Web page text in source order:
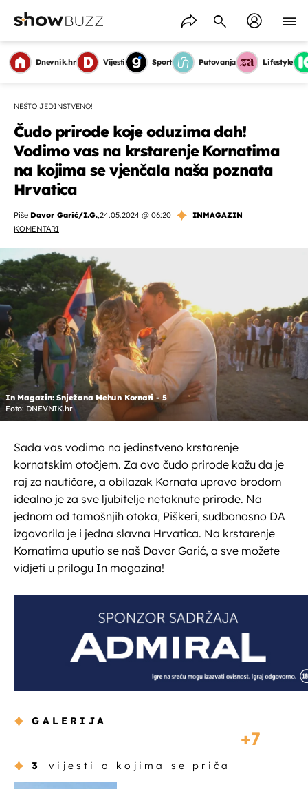
Dnevnik.hr Vijesti Sport Putovanja Lifestyle
NEŠTO JEDINSTVENO!
Čudo prirode koje oduzima dah!
Vodimo vas na krstarenje Kornatima
na kojima se vjenčala naša poznata
Hrvatica
Piše Davor Garić/I.G.,24.05.2024 @ 06:20
INMAGAZIN
KOMENTARI
In Magazin: Snježana Mehun Kornati - 5
Foto: DNEVNIK.hr
Sada vas vodimo na jedinstveno krstarenje
kornatskim otočjem. Za ovo čudo prirode kažu da je
raj za nautičare, a obilazak Kornata upravo brodom
idealno je za sve ljubitelje netaknute prirode. Na
jednom od tamošnjih otoka, Piškeri, sudbonosno DA
izgovorila je i jedna slavna Hrvatica. Na krstarenje
Kornatima uputio se naš Davor Garić, a sve možete
vidjeti u prilogu In magazina!
GALERIJA
7
3 vijesti o kojima se priča
OMOGUĆI OBAVIJESTI